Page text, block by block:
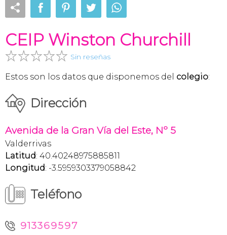
CEIP Winston Churchill
Sin reseñas
Estos son los datos que disponemos del colegio:
Dirección
Avenida de la Gran Vía del Este, Nº 5
Valderrivas
Latitud: 40.40248975885811
Longitud: -3.5959303379058842
Teléfono
913369597